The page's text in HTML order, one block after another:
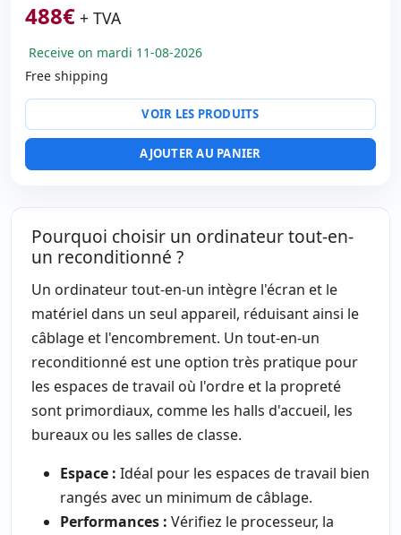
488€ + TVA
Receive on mardi 11-08-2026
Free shipping
VOIR LES PRODUITS
AJOUTER AU PANIER
Pourquoi choisir un ordinateur tout-en-
un reconditionné ?
Un ordinateur tout-en-un intègre l'écran et le
matériel dans un seul appareil, réduisant ainsi le
câblage et l'encombrement. Un tout-en-un
reconditionné est une option très pratique pour
les espaces de travail où l'ordre et la propreté
sont primordiaux, comme les halls d'accueil, les
bureaux ou les salles de classe.
Espace : Idéal pour les espaces de travail bien
rangés avec un minimum de câblage.
Performances : Vérifiez le processeur, la